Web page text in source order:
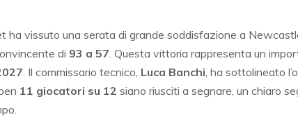
ha vissuto una serata di grande soddisfazione a
di 93 a 57 . Questa vittoria rappresenta un
. Il commissario tecnico, Luca Banchi , ha sottolineato
11 giocatori su 12 siano riusciti a segnare, un chiaro